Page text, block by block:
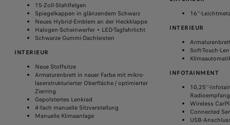
15-Zoll-Stahlfelgen
Spiegelkappen in glänzendem Schwarz
Neues Hybrid-Emblem an der Heckklappe
Halogen-Scheinwerfer + LED-Tagfahrlicht
Schwarze Gummi-Dachleisten
INTERIEUR
Neue Stoffsitze
Armaturenbrett in neuer Farbe mit mikro-
laserstrukturierter Oberfläche / optimierter
Zierring
Gepolstertes Lenkrad
4-fach manuelle Sitzverstellung
Manuelle Klimaanlage
16‘’-
INTERIEUR
Soft-Touch-
INFOTAINMENT
10,25’’-
Wireless
Connected
USB-